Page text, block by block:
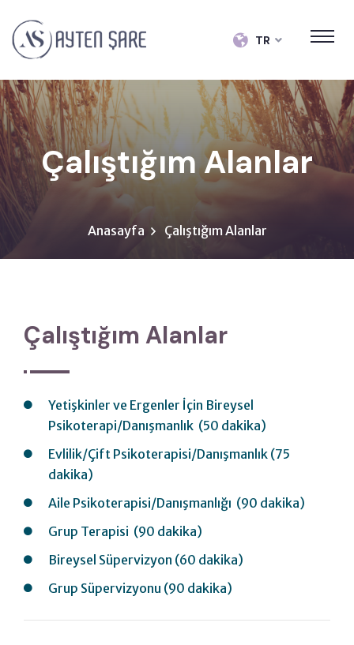
TR
Çalıştığım Alanlar
Anasayfa Çalıştığım Alanlar
Çalıştığım Alanlar
Yetişkinler ve Ergenler İçin Bireysel
Psikoterapi/Danışmanlık (50 dakika)
Evlilik/Çift Psikoterapisi/Danışmanlık (75
dakika)
Aile Psikoterapisi/Danışmanlığı (90 dakika)
Grup Terapisi (90 dakika)
Bireysel Süpervizyon (60 dakika)
Grup Süpervizyonu (90 dakika)